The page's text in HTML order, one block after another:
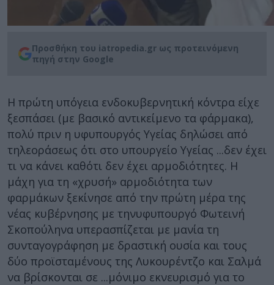
Προσθήκη του iatropedia.gr ως προτεινόμενη
πηγή στην Google
Η πρώτη υπόγεια ενδοκυβερνητική κόντρα είχε
ξεσπάσει (με βασικό αντικείμενο τα φάρμακα),
πολύ πριν η υφυπουργός Υγείας δηλώσει από
τηλεοράσεως ότι στο υπουργείο Υγείας ...δεν έχει
τι να κάνει καθότι δεν έχει αρμοδιότητες. Η
μάχη για τη «χρυσή» αρμοδιότητα των
φαρμάκων ξεκίνησε από την πρώτη μέρα της
νέας κυβέρνησης με τηνυφυπουργό Φωτεινή
Σκοπούληνα υπερασπίζεται με μανία τη
συνταγογράφηση με δραστική ουσία και τους
δύο προϊσταμένους της Λυκουρέντζο και Σαλμά
να βρίσκονται σε ...μόνιμο εκνευρισμό για το